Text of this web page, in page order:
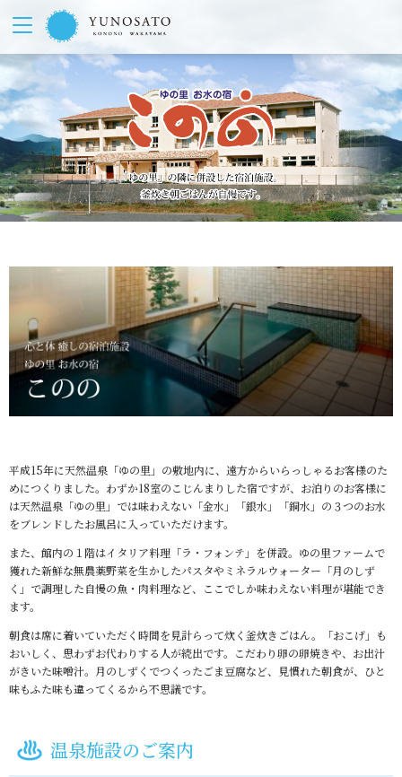
平成15年に天然温泉「ゆの里」の敷地内に、遠方からいらっしゃるお客様のた
めにつくりました。わずか18室のこじんまりした宿ですが、お泊りのお客様に
は天然温泉「ゆの里」では味わえない「金水」「銀水」「銅水」の３つのお水
をブレンドしたお風呂に入っていただけます。
また、館内の１階はイタリア料理「ラ・フォンテ」を併設。ゆの里ファームで
獲れた新鮮な無農薬野菜を生かしたパスタやミネラルウォーター「月のしず
く」で調理した自慢の魚・肉料理など、ここでしか味わえない料理が堪能でき
ます。
朝食は席に着いていただく時間を見計らって炊く釜炊きごはん。「おこげ」も
おいしく、思わずお代わりする人が続出です。こだわり卵の卵焼きや、お出汁
がきいた味噌汁。月のしずくでつくったごま豆腐など、見慣れた朝食が、ひと
味もふた味も違ってくるから不思議です。
温泉施設のご案内